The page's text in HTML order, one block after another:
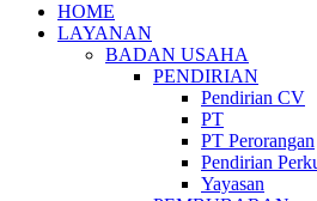
HOME
LAYANAN
BADAN USAHA
PENDIRIAN
Pendirian CV
PT
PT Perorangan
Pendirian
Yayasan